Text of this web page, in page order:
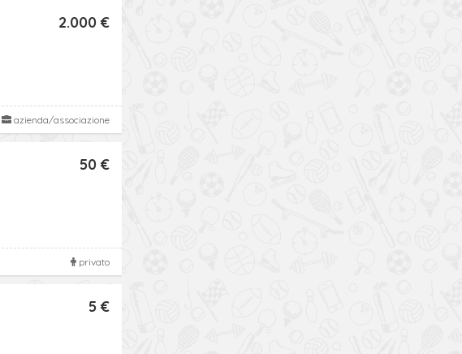
2.000 €
azienda/associazione
50 €
privato
5 €